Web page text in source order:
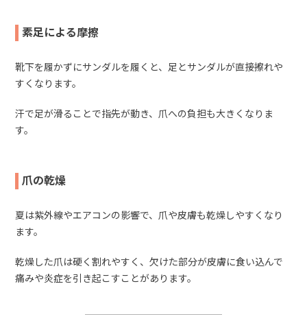
素足による摩擦
靴下を履かずにサンダルを履くと、足とサンダルが直接擦れや
すくなります。
汗で足が滑ることで指先が動き、爪への負担も大きくなりま
す。
爪の乾燥
夏は紫外線やエアコンの影響で、爪や皮膚も乾燥しやすくなり
ます。
乾燥した爪は硬く割れやすく、欠けた部分が皮膚に食い込んで
痛みや炎症を引き起こすことがあります。